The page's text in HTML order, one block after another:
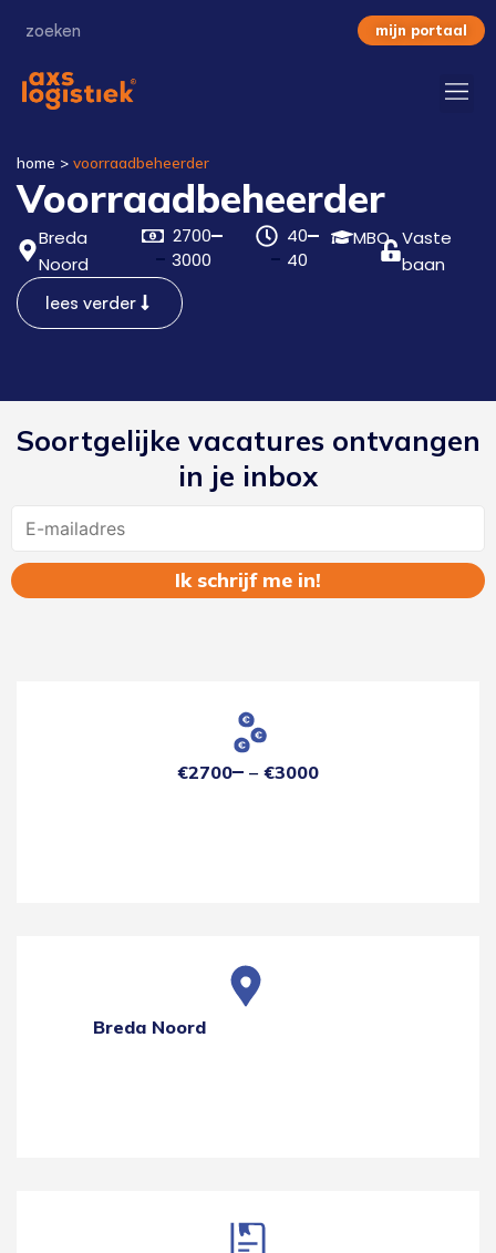
mijn portaal
home > voorraadbeheerder
Voorraadbeheerder
Breda
Noord
2700
3000
40
40
MBO Vaste
baan
lees verder
Soortgelijke vacatures ontvangen
in je inbox
€2700 €3000
Breda Noord